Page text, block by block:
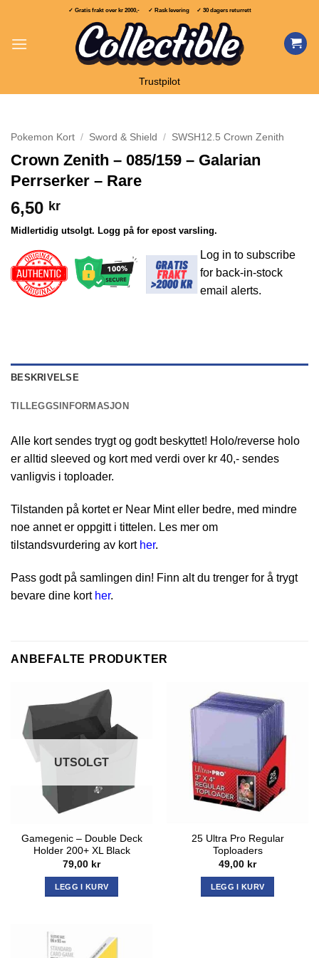
content
✓ Gratis frakt over kr 2000,-✓ Rask levering ✓ 30 dagers returrett
Trustpilot
Pokemon Kort / Sword & Shield / SWSH12.5 Crown Zenith
Crown Zenith – 085/159 – Galarian
Perrserker – Rare
6,50 kr
Midlertidig utsolgt. Logg på for epost varsling.
Log in to subscribe
for back-in-stock
email alerts.
BESKRIVELSE
TILLEGGSINFORMASJON
Alle kort sendes trygt og godt beskyttet! Holo/reverse holo
er alltid sleeved og kort med verdi over kr 40,- sendes
vanligvis i toploader.
Tilstanden på kortet er Near Mint eller bedre, med mindre
noe annet er oppgitt i tittelen. Les mer om
tilstandsvurdering av kort her.
Pass godt på samlingen din! Finn alt du trenger for å trygt
bevare dine kort her.
ANBEFALTE PRODUKTER
UTSOLGT
Gamegenic – Double Deck
Holder 200+ XL Black
79,00 kr
LEGG I KURV
25 Ultra Pro Regular
Toploaders
49,00 kr
LEGG I KURV